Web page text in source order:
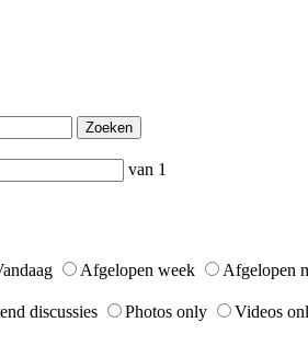
Zoeken
van 1
Afgelopen week
Afgelopen
discussies Photos only Videos